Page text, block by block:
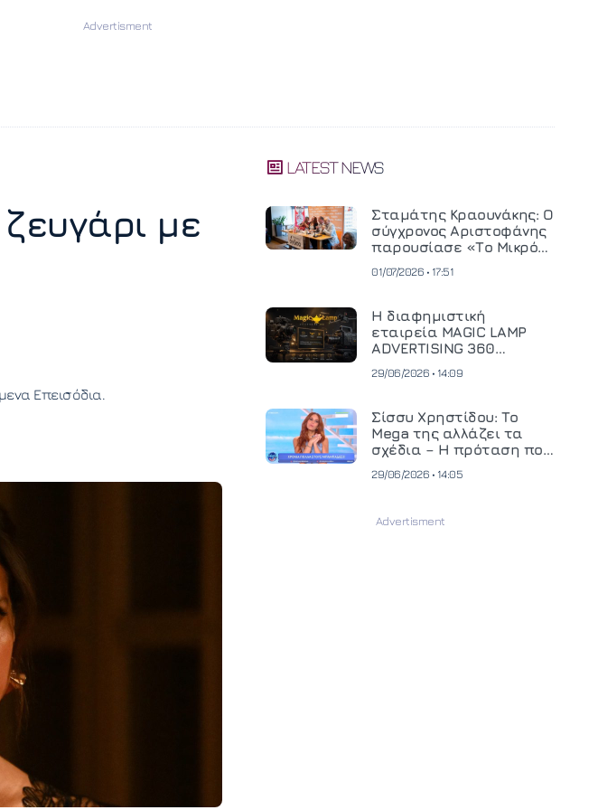
με
Επεισόδια
LATEST NEWS
Σταμάτης Κραουνάκης: Ο
σύγχρονος Αριστοφάνης
παρουσίασε «Το Μικρό
01/07/2026 • 17:51
Η διαφημιστική
εταιρεία MAGIC LAMP
ADVERTISING 360
κινηματογραφική
και ανεβάζει τον πήχη
στην παραγωγή
οπτικοακουστικού
περιεχομένου
29/06/2026 • 14:09
Σίσσυ Χρηστίδου: Το
Mega της αλλάζει τα
σχέδια – Η πρόταση που
29/06/2026 • 14:05